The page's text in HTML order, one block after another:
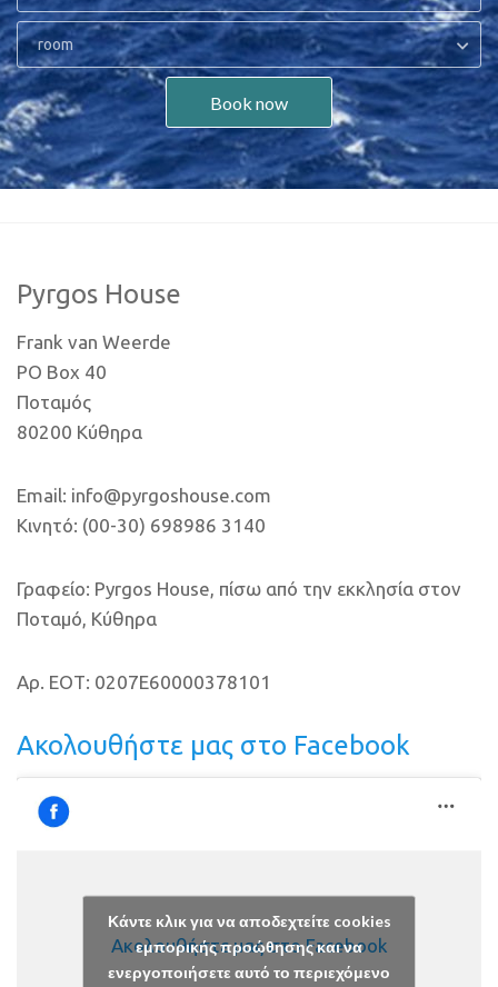
room
Book now
Pyrgos House
Frank van Weerde
PO Box 40
Ποταμός
80200 Κύθηρα
Email: info@pyrgoshouse.com
Κινητό: (00-30) 698986 3140
Γραφείο: Pyrgos House, πίσω από την εκκλησία στον
Ποταμό, Κύθηρα
Αρ. ΕΟΤ: 0207E60000378101
Ακολουθήστε μας στο Facebook
Ακολουθήστε μας στο Facebook
Κάντε κλικ για να αποδεχτείτε cookies
εμπορικής προώθησης και να
ενεργοποιήσετε αυτό το περιεχόμενο